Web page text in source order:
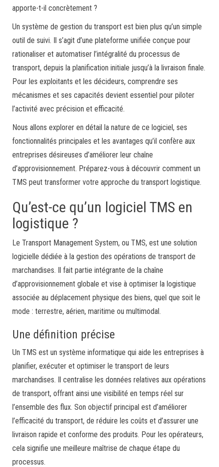
apporte-t-il concrètement ?
Un système de gestion du transport est bien plus qu’un simple
outil de suivi. Il s’agit d’une plateforme unifiée conçue pour
rationaliser et automatiser l’intégralité du processus de
transport, depuis la planification initiale jusqu’à la livraison finale.
Pour les exploitants et les décideurs, comprendre ses
mécanismes et ses capacités devient essentiel pour piloter
l’activité avec précision et efficacité.
Nous allons explorer en détail la nature de ce logiciel, ses
fonctionnalités principales et les avantages qu’il confère aux
entreprises désireuses d’améliorer leur chaîne
d’approvisionnement. Préparez-vous à découvrir comment un
TMS peut transformer votre approche du transport logistique.
Qu’est-ce qu’un logiciel TMS en
logistique ?
Le Transport Management System, ou TMS, est une solution
logicielle dédiée à la gestion des opérations de transport de
marchandises. Il fait partie intégrante de la chaîne
d’approvisionnement globale et vise à optimiser la logistique
associée au déplacement physique des biens, quel que soit le
mode : terrestre, aérien, maritime ou multimodal.
Une définition précise
Un TMS est un système informatique qui aide les entreprises à
planifier, exécuter et optimiser le transport de leurs
marchandises. Il centralise les données relatives aux opérations
de transport, offrant ainsi une visibilité en temps réel sur
l’ensemble des flux. Son objectif principal est d’améliorer
l’efficacité du transport, de réduire les coûts et d’assurer une
livraison rapide et conforme des produits. Pour les opérateurs,
cela signifie une meilleure maîtrise de chaque étape du
processus.